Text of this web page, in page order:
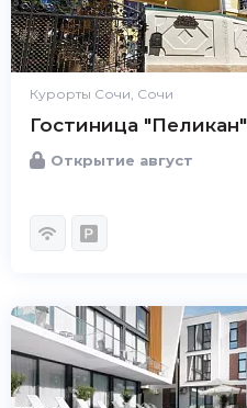
Курорты Сочи, Сочи
Гостиница "Пеликан"
Открытие август